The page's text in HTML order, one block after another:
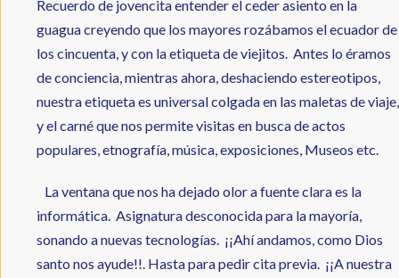
Recuerdo de jovencita entender el ceder asiento en la
guagua creyendo que los mayores rozábamos el ecuador de
los cincuenta, y con la etiqueta de viejitos. Antes lo éramos
de conciencia, mientras ahora, deshaciendo estereotipos,
nuestra etiqueta es universal colgada en las maletas de viaje,
y el carné que nos permite visitas en busca de actos
populares, etnografía, música, exposiciones, Museos etc.
La ventana que nos ha dejado olor a fuente clara es la
informática. Asignatura desconocida para la mayoría,
sonando a nuevas tecnologías. ¡¡Ahí andamos, como Dios
santo nos ayude!!. Hasta para pedir cita previa. ¡¡A nuestra